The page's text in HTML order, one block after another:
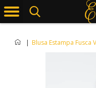
| Blusa Estampa